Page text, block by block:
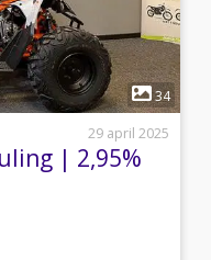
34
29 april 2025
| 2,95%